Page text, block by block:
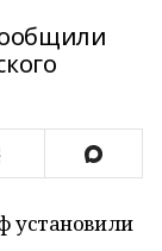
установили